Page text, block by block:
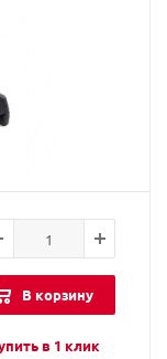
В корзину
в 1 клик